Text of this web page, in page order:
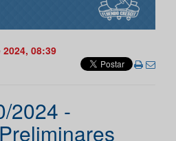
08:39
2024 -